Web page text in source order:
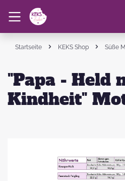
Startseite KEKS Shop Süße
"Papa - Held
Kindheit"